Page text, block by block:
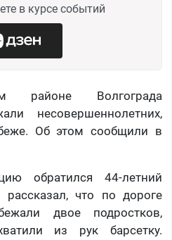
в курсе событий
районе Волгограда
несовершеннолетних,
Об этом сообщили в
обратился 44-летний
рассказал, что по дороге
двое подростков,
из рук барсетку.